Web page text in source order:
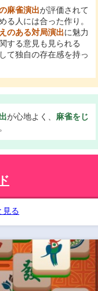
麻雀演出が評価されて
る人には合った作り。
のある対局演出に魅力
する意見も見られる
て独自の存在感を持っ
が心地よく、 麻雀をじ
見る